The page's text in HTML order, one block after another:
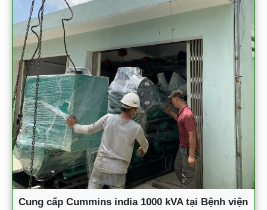
Cung cấp Cummins india 1000 kVA tại Bệnh viện